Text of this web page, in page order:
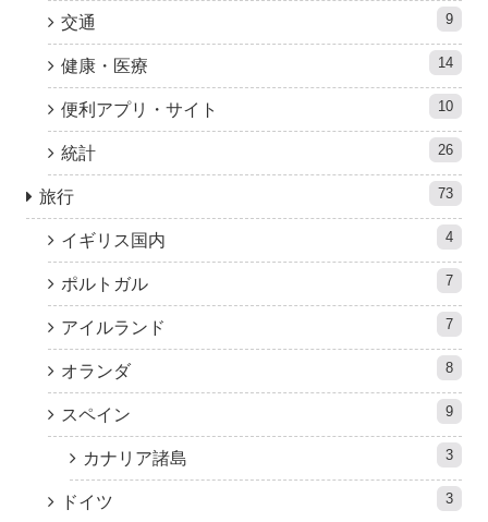
交通 9
健康・医療 14
便利アプリ・サイト 10
統計 26
旅行 73
イギリス国内 4
ポルトガル 7
アイルランド 7
オランダ 8
スペイン 9
カナリア諸島 3
ドイツ 3